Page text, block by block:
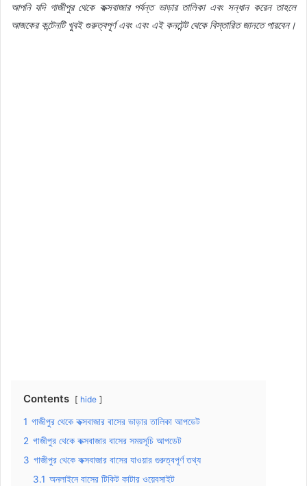
আপনি যদি গাজীপুর থেকে কক্সবাজার পর্যন্ত ভাড়ার তালিকা এবং সন্ধান করেন তাহলে
আজকের কন্টেনটি খুবই গুরুত্বপূর্ণ এবং এবং এই কনটেন্ট থেকে বিস্তারিত জানতে পারবেন।
Contents hide
1 গাজীপুর থেকে কক্সবাজার বাসের ভাড়ার তালিকা আপডেট
2 গাজীপুর থেকে কক্সবাজার বাসের সময়সূচি আপডেট
3 গাজীপুর থেকে কক্সবাজার বাসের যাওয়ার গুরুত্বপূর্ণ তথ্য
3.1 অনলাইনে বাসের টিকিট কাটার ওয়েবসাইট